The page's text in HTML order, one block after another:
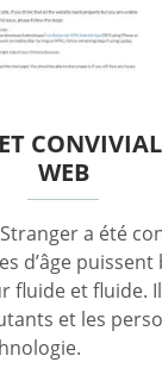
WEB
a été
d’âge puissent
fluide et fluide.
et les